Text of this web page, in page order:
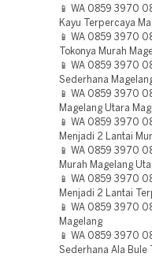
📱 WA 0859 3970
Kayu Terpercaya
📱 WA 0859 3970
Tokonya Murah
📱 WA 0859 3970
Sederhana
📱 WA 0859 3970
Magelang Utara
📱 WA 0859 3970
Menjadi 2 Lantai
📱 WA 0859 3970
Murah Magelang
📱 WA 0859 3970
Menjadi 2 Lantai
📱 WA 0859 3970
Magelang
📱 WA 0859 3970
Sederhana Ala Bule